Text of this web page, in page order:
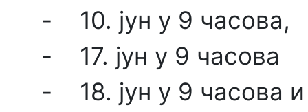
- 10. јун у 9 часова,
- 17. јун у 9 часова
- 18. јун у 9 часова